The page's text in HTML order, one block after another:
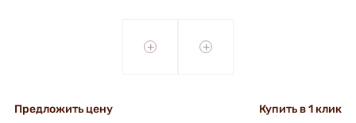
+ +
Предложить цену Купить в 1 клик